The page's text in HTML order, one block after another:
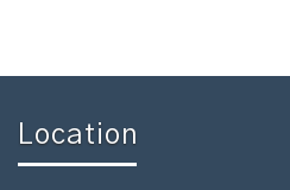
Location